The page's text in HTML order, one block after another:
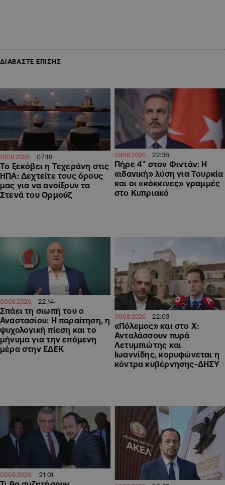
ΔΙΑΒΑΣΤΕ ΕΠΙΣΗΣ
10.08.2026 07:18
Το ξεκόβει η Τεχεράνη στις
ΗΠΑ: Δεχτείτε τους όρους
μας για να ανοίξουν τα
Στενά του Ορμούζ
09.08.2026 22:38
Πήρε 4″ στον Φιντάν: Η
«ιδανική» λύση για Τουρκία
και οι «κόκκινες» γραμμές
στο Κυπριακό
09.08.2026 22:14
Σπάει τη σιωπή του ο
Αναστασίου: Η παραίτηση, η
ψυχολογική πίεση και το
μήνυμα για την επόμενη
μέρα στην ΕΔΕΚ
09.08.2026 22:03
«Πόλεμος» και στο Χ:
Ανταλάσσουν πυρά
Λετυμπιώτης και
Ιωαννίδης, κορυφώνεται η
κόντρα κυβέρνησης-ΔΗΣΥ
09.08.2026 21:01